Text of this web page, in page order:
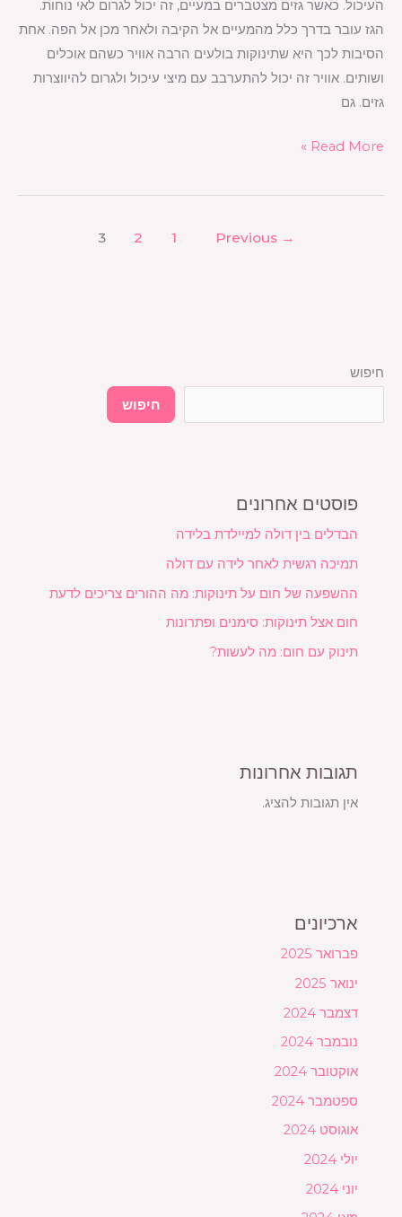
העיכול. כאשר גזים מצטברים במעיים, זה יכול לגרום לאי נוחות.
הגז עובר בדרך כלל מהמעיים אל הקיבה ולאחר מכן אל הפה. אחת
הסיבות לכך היא שתינוקות בולעים הרבה אוויר כשהם אוכלים
ושותים. אוויר זה יכול להתערבב עם מיצי עיכול ולגרום להיווצרות
גזים. גם
Read More »
→
Previous
1
2
3
חיפוש
חיפוש
פוסטים אחרונים
הבדלים בין דולה למיילדת בלידה
תמיכה רגשית לאחר לידה עם דולה
ההשפעה של חום על תינוקות: מה ההורים צריכים לדעת
חום אצל תינוקות: סימנים ופתרונות
תינוק עם חום: מה לעשות?
תגובות אחרונות
אין תגובות להציג.
ארכיונים
פברואר 2025
ינואר 2025
דצמבר 2024
נובמבר 2024
אוקטובר 2024
ספטמבר 2024
אוגוסט 2024
יולי 2024
יוני 2024